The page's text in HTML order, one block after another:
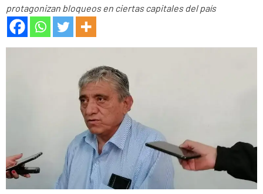
protagonizan bloqueos en ciertas capitales del país